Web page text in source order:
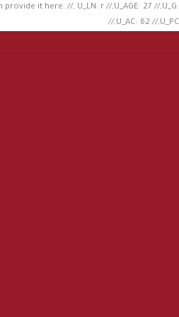
it here. //, U_LN: r //,U_AGE: 27 //
//,U_AC: 62 //